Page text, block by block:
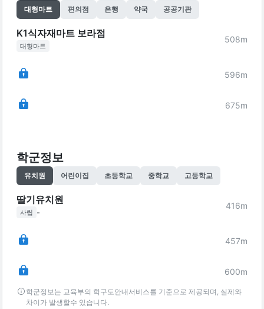
대형마트 편의점 은행 약국 공공기관
K1식자재마트 보라점
대형마트
508m
596m
675m
학군정보
유치원 어린이집 초등학교 중학교 고등학교
딸기유치원
사립 -
416m
457m
600m
학군정보는 교육부의 학구도안내서비스를 기준으로 제공되며, 실제와
차이가 발생할수 있습니다.